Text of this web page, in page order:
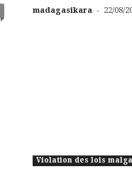
madagasikara - 22/08/
Violation des lois